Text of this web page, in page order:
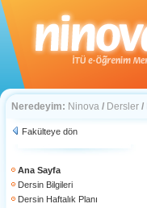
Neredeyim: Ninova / Dersler /
Fakülteye dön
Ana Sayfa
Dersin Bilgileri
Dersin Haftalık Planı